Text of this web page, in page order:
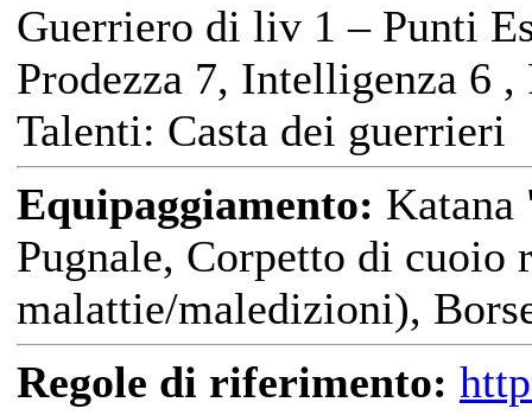
Guerriero di liv 1 – Punti
Prodezza 7, Intelligenza 6
Talenti: Casta dei guerrieri
Equipaggiamento:
Pugnale, Corpetto di
malattie/maledizioni),
Regole di riferimento: